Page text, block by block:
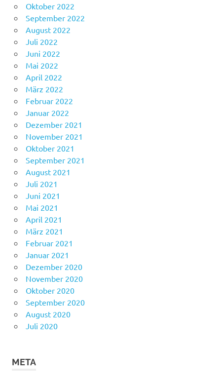
Oktober 2022
September 2022
August 2022
Juli 2022
Juni 2022
Mai 2022
April 2022
März 2022
Februar 2022
Januar 2022
Dezember 2021
November 2021
Oktober 2021
September 2021
August 2021
Juli 2021
Juni 2021
Mai 2021
April 2021
März 2021
Februar 2021
Januar 2021
Dezember 2020
November 2020
Oktober 2020
September 2020
August 2020
Juli 2020
META